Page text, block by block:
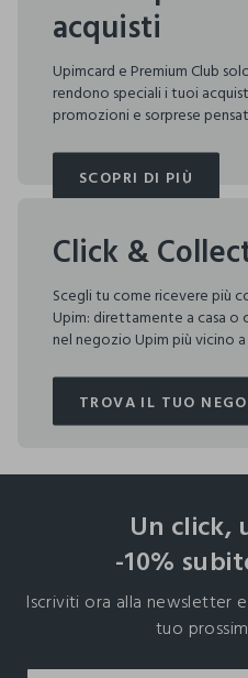
acquisti
Upimcard e Premium Club
rendono speciali i tuoi
promozioni e sorprese
SCOPRI DI PIÙ
SCOPRI DI PIÙ
Click &
Scegli tu come ricevere più
Upim: direttamente a casa o
nel negozio Upim più vicino
TROVA IL TUO
TROVA IL TUO
Un click,
-10%
Iscriviti ora alla newsletter
tuo